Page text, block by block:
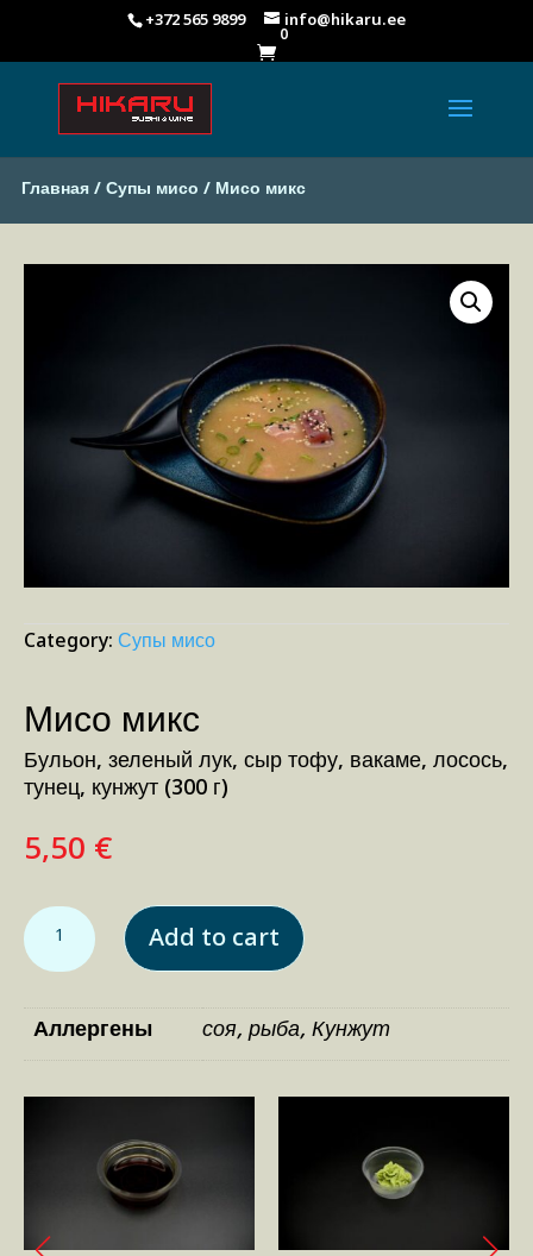
+372 565 9899 info@hikaru.ee
 0
Главная/Супы мисо/ Мисо микс
Category:Супы мисо
Мисо микс
Бульон, зеленый лук, сыр тофу, вакаме, лосось,
тунец, кунжут (300 г)
5,50€
Мисо микс quantity
Add to cart
Аллергены соя, рыба, Кунжут